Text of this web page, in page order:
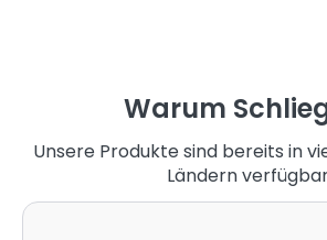
Warum
Unsere Produkte sind bereits in
Ländern